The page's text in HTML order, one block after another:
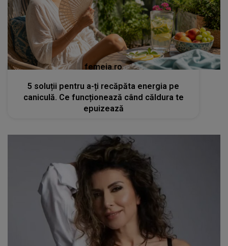
femeia.ro
5 soluții pentru a-ți recăpăta energia pe
caniculă. Ce funcționează când căldura te
epuizează